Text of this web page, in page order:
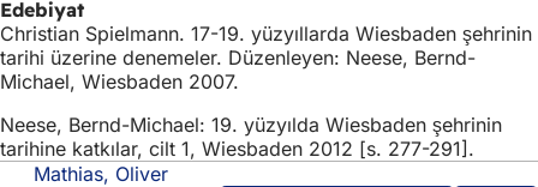
Edebiyat
Christian Spielmann. 17-19. yüzyıllarda Wiesbaden şehrinin
tarihi üzerine denemeler. Düzenleyen: Neese, Bernd-
Michael, Wiesbaden 2007.
Neese, Bernd-Michael: 19. yüzyılda Wiesbaden şehrinin
tarihine katkılar, cilt 1, Wiesbaden 2012 [s. 277-291].
Mathias, Oliver